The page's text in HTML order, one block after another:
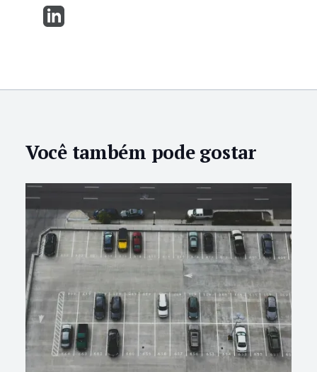
Você também pode gostar